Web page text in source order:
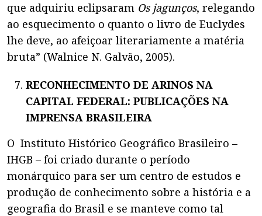
que adquiriu eclipsaram Os jagunços, relegando
ao esquecimento o quanto o livro de Euclydes
lhe deve, ao afeiçoar literariamente a matéria
bruta” (Walnice N. Galvão, 2005).
RECONHECIMENTO DE ARINOS NA
CAPITAL FEDERAL: PUBLICAÇÕES NA
IMPRENSA BRASILEIRA
O Instituto Histórico Geográfico Brasileiro –
IHGB – foi criado durante o período
monárquico para ser um centro de estudos e
produção de conhecimento sobre a história e a
geografia do Brasil e se manteve como tal